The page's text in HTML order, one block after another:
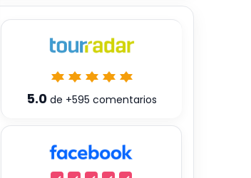
5.0 de +595 comentarios